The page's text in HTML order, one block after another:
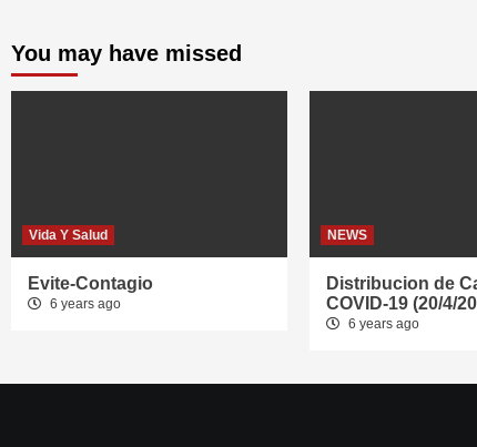
You may have missed
Vida Y Salud
Evite-Contagio
6 years ago
NEWS
Distribucion de
COVID-19 (20/4/
6 years ago